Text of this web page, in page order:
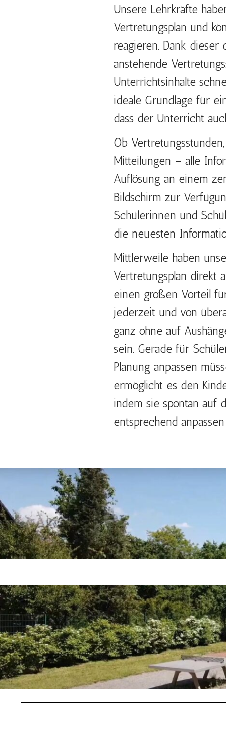
Unsere Lehrkräfte
Vertretungsplan und
reagieren. Dank
anstehende
Unterrichtsinhalte
ideale Grundlage für
dass der Unterricht
Ob
Mitteilungen – alle
Auflösung an einem
Bildschirm zur
Schülerinnen und
die neuesten
Mittlerweile haben
Vertretungsplan direkt
einen großen Vorteil
jederzeit und von
ganz ohne auf
sein. Gerade für
Planung anpassen
ermöglicht es den
indem sie spontan auf
entsprechend